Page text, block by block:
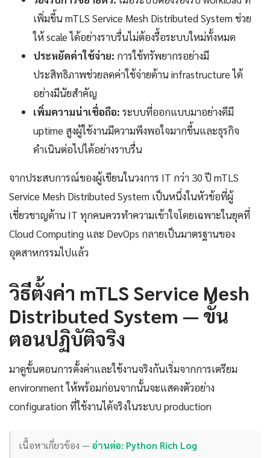
เพิ่มขึ้น mTLS Service Mesh Distributed System ช่วย
ให้ scale ได้อย่างราบรื่นไม่ต้องรื้อระบบใหม่ทั้งหมด
ประหยัดค่าใช้จ่าย: การใช้ทรัพยากรอย่างมี
ประสิทธิภาพช่วยลดค่าใช้จ่ายด้าน infrastructure ได้
อย่างมีนัยสำคัญ
เพิ่มความน่าเชื่อถือ: ระบบที่ออกแบบมาอย่างดีมี
uptime สูงผู้ใช้งานมีความพึงพอใจมากขึ้นและธุรกิจ
ดำเนินต่อไปได้อย่างราบรื่น
จากประสบการณ์ของผู้เขียนในวงการ IT กว่า 30 ปี mTLS
Service Mesh Distributed System เป็นหนึ่งในหัวข้อที่ผู้
เชี่ยวชาญด้าน IT ทุกคนควรทำความเข้าใจโดยเฉพาะในยุคที่
Cloud Computing และ DevOps กลายเป็นมาตรฐานของ
อุตสาหกรรมไปแล้ว
วิธีตั้งค่า mTLS Service Mesh
Distributed System — ขั้น
ตอนปฏิบัติจริง
มาดูขั้นตอนการตั้งค่าและใช้งานจริงกันเริ่มจากการเตรียม
environment ให้พร้อมก่อนจากนั้นจะแสดงตัวอย่าง
configuration ที่ใช้งานได้จริงในระบบ production
เนื้อหาเกี่ยวข้อง —อ่านต่อ: Python Rich Log